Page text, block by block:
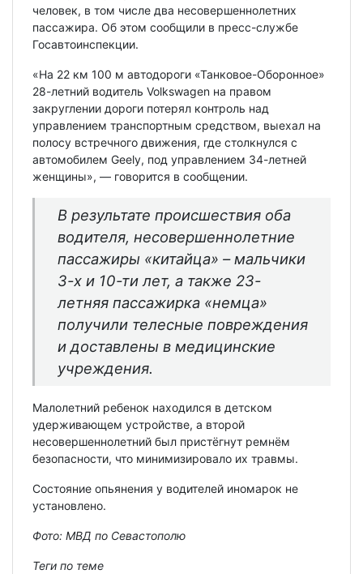
человек, в том числе два несовершеннолетних
пассажира. Об этом сообщили в пресс-службе
Госавтоинспекции.
«На 22 км 100 м автодороги «Танковое-Оборонное»
28-летний водитель Volkswagen на правом
закруглении дороги потерял контроль над
управлением транспортным средством, выехал на
полосу встречного движения, где столкнулся с
автомобилем Geely, под управлением 34-летней
женщины», — говорится в сообщении.
В результате происшествия оба
водителя, несовершеннолетние
пассажиры «китайца» – мальчики
3-х и 10-ти лет, а также 23-
летняя пассажирка «немца»
получили телесные повреждения
и доставлены в медицинские
учреждения.
Малолетний ребенок находился в детском
удерживающем устройстве, а второй
несовершеннолетний был пристёгнут ремнём
безопасности, что минимизировало их травмы.
Состояние опьянения у водителей иномарок не
установлено.
Фото: МВД по Севастополю
Теги по теме